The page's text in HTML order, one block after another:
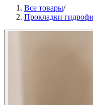
Все товары/
Прокладки